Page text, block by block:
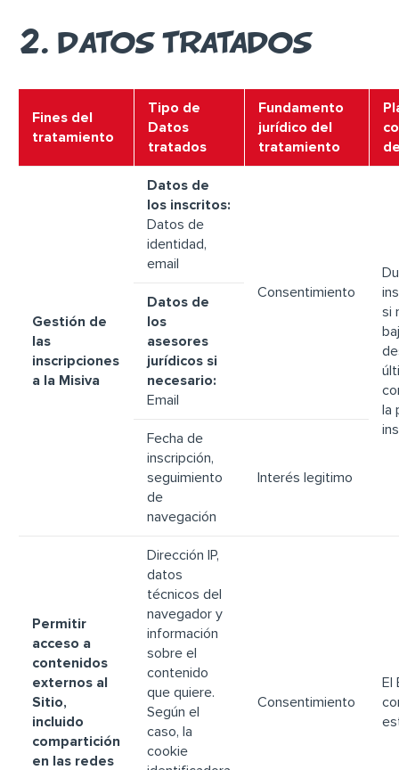
2. DATOS TRATADOS
Fines del
tratamiento
Tipo de
Datos
tratados
Fundamento
jurídico del
tratamiento
Gestión de
las
inscripciones
a la Misiva
Datos de
los inscritos:
Datos de
identidad,
email
Consentimiento
si
la
Datos de
los
asesores
jurídicos si
necesario:
Email
Fecha de
inscripción,
seguimiento
de
navegación
Interés legitimo
Permitir
acceso a
contenidos
externos al
Sitio,
incluido
compartición
en las redes
Dirección IP,
datos
técnicos del
navegador y
información
sobre el
contenido
que quiere.
Según el
caso, la
cookie
Consentimiento
El